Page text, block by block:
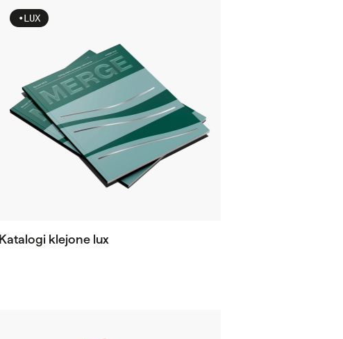
•LUX
Katalogi klejone lux